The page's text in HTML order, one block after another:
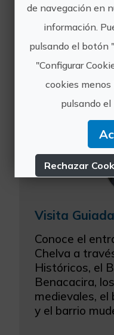
Descubre los
construidos
conoce la vida
importantes
habitaron
Conoce el
Chelva a
Históricos, el
Benacacira,
medievales, el
y el barrio
de navegación en
información.
pulsando el botón
"Configurar
cookies
pulsando el
Rechazar